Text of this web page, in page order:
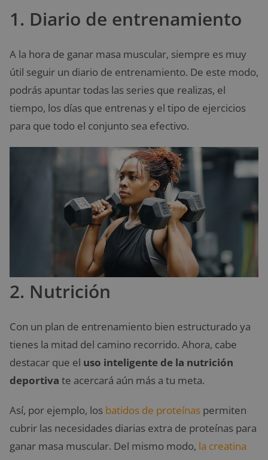
1. Diario de entrenamiento
A la hora de ganar masa muscular, siempre es muy
útil seguir un diario de entrenamiento. De este modo,
podrás apuntar todas las series que realizas, el
tiempo, los días que entrenas y el tipo de ejercicios
para que todo el conjunto sea efectivo.
2. Nutrición
Con un plan de entrenamiento bien estructurado ya
tienes la mitad del camino recorrido. Ahora, cabe
destacar que el uso inteligente de la nutrición
deportiva te acercará aún más a tu meta.
Así, por ejemplo, los batidos de proteínas permiten
cubrir las necesidades diarias extra de proteínas para
ganar masa muscular. Del mismo modo, la creatina